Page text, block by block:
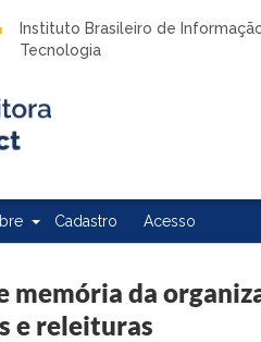
Instituto Brasileiro de
Tecnologia
Cadastro Acesso
memória da
e releituras